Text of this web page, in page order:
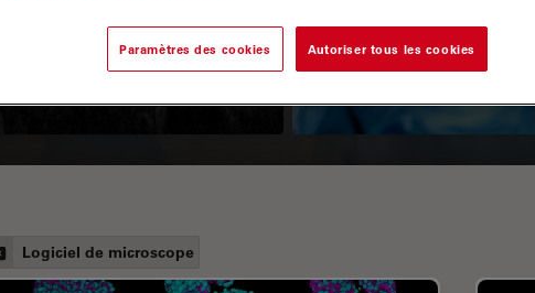
Logiciel de microscope
Paramètres des cookies Autoriser tous les cookies